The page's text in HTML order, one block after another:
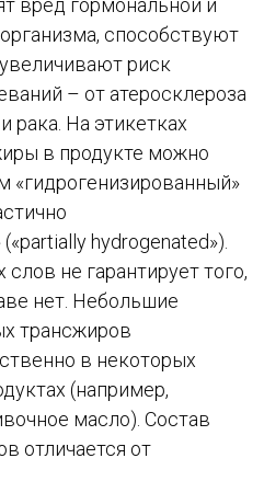
вред гормональной и
способствуют
риск
– от атеросклероза
рака. На этикетках
в продукте можно
«гидрогенизированный»
hydrogenated»).
не гарантирует того,
нет. Небольшие
трансжиров
в некоторых
(например,
масло). Состав
отличается от